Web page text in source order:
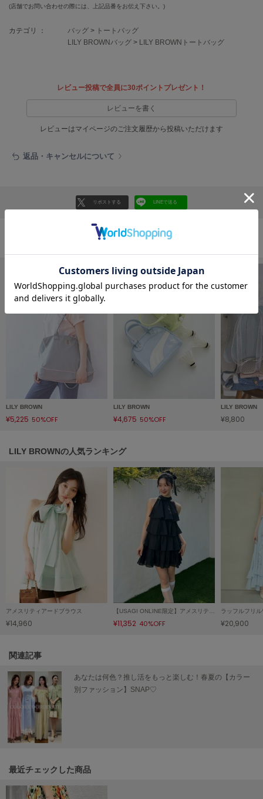
EIMY ISTOIRE
エイミー イストワール
emmi
emmi yoga
FRAY I.D
FURFUR
ファーファー
gelato pique
ジェラート ピケ
GELATO PIQUE CAT&DOG
ジェラート ピケ キャットアンドドッグ
gelato pique Sleep
ジェラート ピケ スリープ
グラミチ
Henon.
HUNTER
HOKA ONEONE
ホカ オネオネ
キーン
LAATO
ラート
le
ル
le coq sportif
LeSportsac
(店舗でお問い合わせの際には、上記品番をお伝え下さい。)
カテゴリ ： バッグ > トートバッグ
LILY BROWNバッグ > LILY BROWNトートバッグ
レビュー投稿で全員に30ポイントプレゼント！
レビューを書く
レビューはマイページのご注文履歴から投稿いただけます
返品・キャンセルについて
リポストする LINEで送る
LILY BROWN
¥5,225 50%OFF
LILY BROWN
¥4,675 50%OFF
LILY BROWN
¥8,800
LILY BROWNの人気ランキング
アメスリティアードブラウス
¥14,960
【USAGI ONLINE限定】アメスリティアードワンピース
¥11,352 40%OFF
ラッフルフリ
¥20,900
関連記事
あなたは何色？推し活をもっと楽しむ！春夏の【カラー
別ファッション】SNAP♡
最近チェックした商品